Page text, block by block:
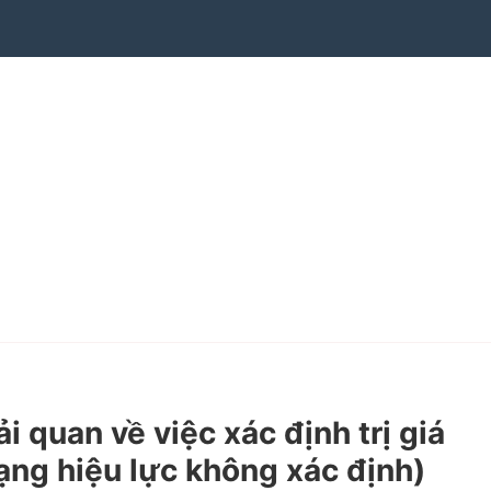
quan về việc xác định trị giá
hiệu lực không xác định)